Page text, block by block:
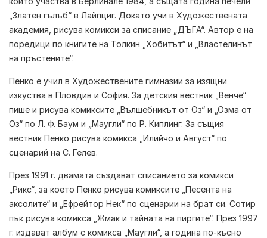
„Златен гълъб“ в Лайпциг. Докато учи в Художествената
академия, рисува комикси за списание „ДЪГА“. Автор е на
поредици по книгите на Толкин „Хобитът“ и „Властелинът
на пръстените“.
Пенко е учил в Художествените гимназии за изящни
изкуства в Пловдив и София. За детския вестник „Венче“
пише и рисува комиксите „Вълшебникът от Оз“ и „Озма от
Оз“ по Л. Ф. Баум и „Маугли“ по Р. Киплинг. За същия
вестник Пенко рисува комикса „Илийчо и Август“ по
сценарий на С. Гелев.
През 1991 г. двамата създават списанието за комикси
„Рикс“, за което Пенко рисува комиксите „Песента на
аксолите“ и „Ефрейтор Нек“ по сценарии на брат си. Сотир
пък рисува комикса „Жмак и тайната на пиргите“. През 1997
г. издават албум с комикса „Маугли“, а година по-късно